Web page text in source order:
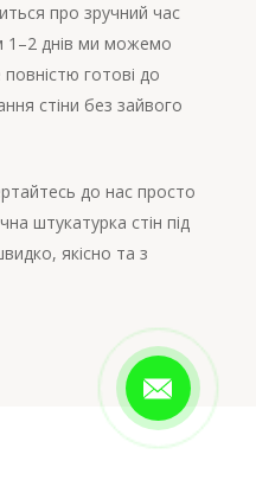
про зручний час
1–2 днів ми можемо
готові до
стіни без зайвого
до нас просто
штукатурка стін під
якісно та з